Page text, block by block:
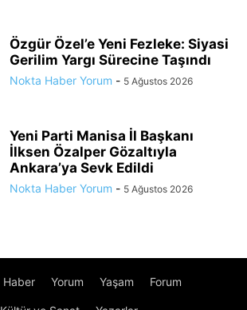
Özgür Özel’e Yeni Fezleke: Siyasi
Gerilim Yargı Sürecine Taşındı
Nokta Haber Yorum - 5 Ağustos 2026
Yeni Parti Manisa İl Başkanı
İlksen Özalper Gözaltıyla
Ankara’ya Sevk Edildi
Nokta Haber Yorum - 5 Ağustos 2026
Haber Yorum Yaşam Forum